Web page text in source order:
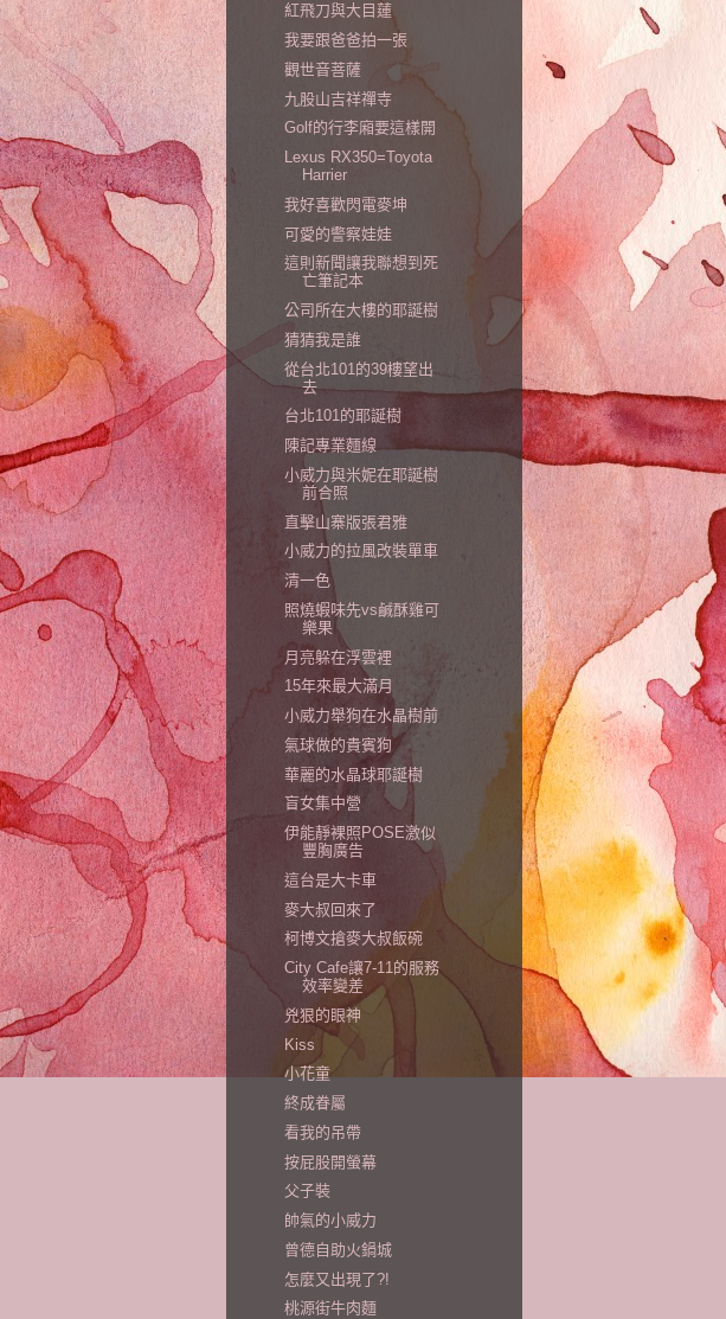
紅飛刀與大目蓮
我要跟爸爸拍一張
觀世音菩薩
九股山吉祥禪寺
Golf的行李廂要這樣開
Lexus RX350=Toyota
Harrier
我好喜歡閃電麥坤
可愛的警察娃娃
這則新聞讓我聯想到死
亡筆記本
公司所在大樓的耶誕樹
猜猜我是誰
從台北101的39樓望出
去
台北101的耶誕樹
陳記專業麵線
小威力與米妮在耶誕樹
前合照
直擊山寨版張君雅
小威力的拉風改裝單車
清一色
照燒蝦味先vs鹹酥雞可
樂果
月亮躲在浮雲裡
15年來最大滿月
小威力舉狗在水晶樹前
氣球做的貴賓狗
華麗的水晶球耶誕樹
盲女集中營
伊能靜裸照POSE激似
豐胸廣告
這台是大卡車
麥大叔回來了
柯博文搶麥大叔飯碗
City Cafe讓7-11的服務
效率變差
兇狠的眼神
Kiss
小花童
終成眷屬
看我的吊帶
按屁股開螢幕
父子裝
帥氣的小威力
曾德自助火鍋城
怎麼又出現了?!
桃源街牛肉麵